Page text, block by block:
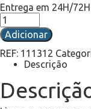
Entrega em 24H/72H
Adicionar
REF: 111312
Descrição